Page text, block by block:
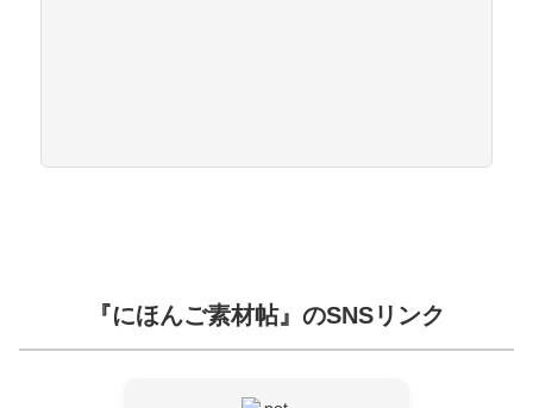
『にほんご素材帖』のSNSリンク